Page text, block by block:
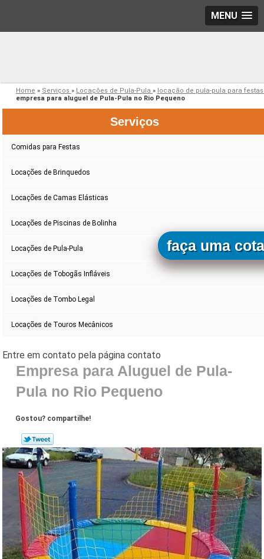
MENU
Home » Serviços » Locações de Pula-Pula » locação de pula-pula para
empresa para aluguel de Pula-Pula no Rio Pequeno
Serviços
Comidas para Festas
Locações de Brinquedos
Locações de Camas Elásticas
Locações de Piscinas de Bolinha
Locações de Pula-Pula
Locações de Tobogãs Infláveis
Locações de Tombo Legal
Locações de Touros Mecânicos
Empresa para Aluguel de Pula-
Pula no Rio Pequeno
Gostou? compartilhe!
faça uma